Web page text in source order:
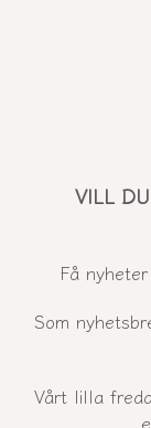
VILL
Få
Som
Vårt lilla